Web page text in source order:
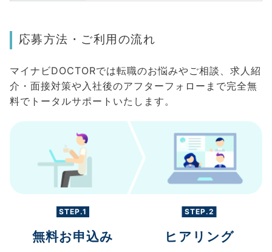
応募方法・ご利用の流れ
マイナビDOCTORでは転職のお悩みやご相談、求人紹
介・面接対策や入社後のアフターフォローまで完全無
料でトータルサポートいたします。
STEP.1
無料お申込み
STEP.2
ヒアリング